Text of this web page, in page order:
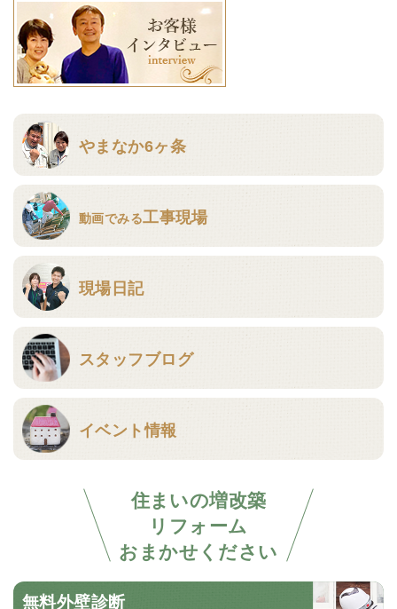
やまなか6ヶ条
動画でみる工事現場
現場日記
スタッフブログ
イベント情報
住まいの増改築
リフォーム
おまかせください
無料外壁診断